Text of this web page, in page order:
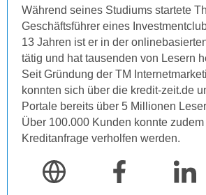
Während seines Studiums startete
Geschäftsführer eines
13 Jahren ist er in der
tätig und hat tausenden von Lesern
Seit Gründung der TM
konnten sich über die kredit-zeit.de
Portale bereits über 5 Millionen
Über 100.000 Kunden konnte
Kreditanfrage verholfen werden.